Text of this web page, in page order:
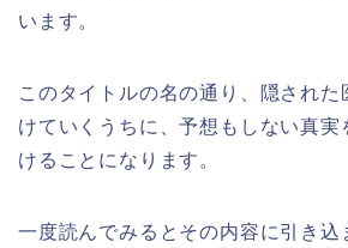
います。
このタイトルの名の通り、隠された
けていくうちに、予想もしない真実
けることになります。
一度読んでみるとその内容に引き込